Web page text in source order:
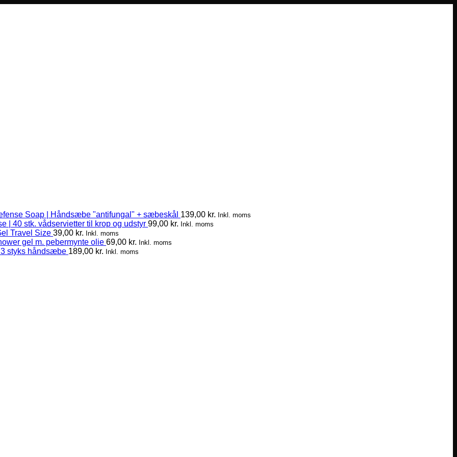
Soap | Håndsæbe "antifungal" + sæbeskål 139,00 kr. Inkl. moms
| 40 stk. vådservietter til krop og udstyr 99,00 kr. Inkl. moms
Travel Size 39,00 kr. Inkl. moms
gel m. pebermynte olie 69,00 kr. Inkl. moms
styks håndsæbe 189,00 kr. Inkl. moms